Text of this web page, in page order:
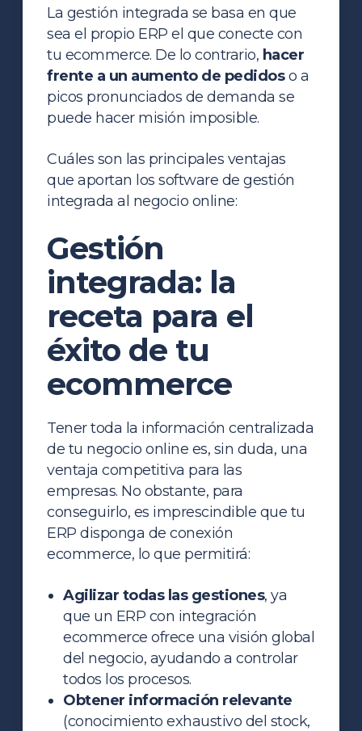
La gestión integrada se basa en que
sea el propio ERP el que conecte con
tu ecommerce. De lo contrario, hacer
frente a un aumento de pedidoso a
picos pronunciados de demanda se
puede hacer misión imposible.
Cuáles son las principales ventajas
que aportan los software de gestión
integrada al negocio online:
Gestión
integrada: la
receta para el
éxito de tu
ecommerce
Tener toda la información centralizada
de tu negocio online es, sin duda, una
ventaja competitiva para las
empresas. No obstante, para
conseguirlo, es imprescindible que tu
ERP disponga de conexión
ecommerce, lo que permitirá:
Agilizar todas las gestiones, ya
que un ERP con integración
ecommerce ofrece una visión global
del negocio, ayudando a controlar
todos los procesos.
Obtener información relevante
(conocimiento exhaustivo del stock,